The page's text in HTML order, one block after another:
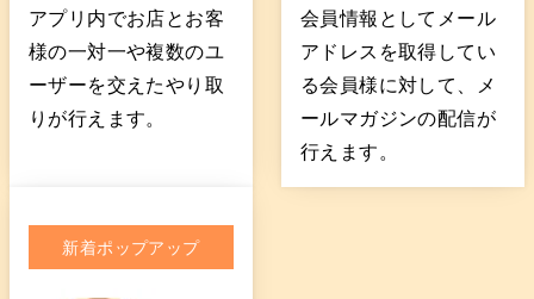
アプリ内でお店とお客
様の一対一や複数のユ
ーザーを交えたやり取
りが行えます。
会員情報としてメール
アドレスを取得してい
る会員様に対して、メ
ールマガジンの配信が
行えます。
新着ポップアップ